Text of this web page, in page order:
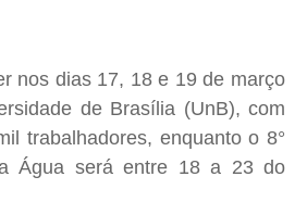
nos dias 17, 18 e 19 de março
de Brasília (UnB), com
trabalhadores, enquanto o 8°
Água será entre 18 a 23 do